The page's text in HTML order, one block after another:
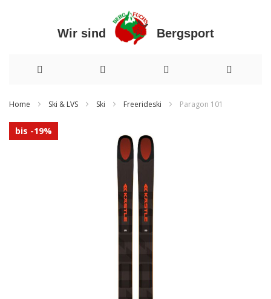
Wir sind Bergsport
Inhalt
Home Ski & LVS Ski Freerideski Paragon 101
Zum
Ende
bis -19%